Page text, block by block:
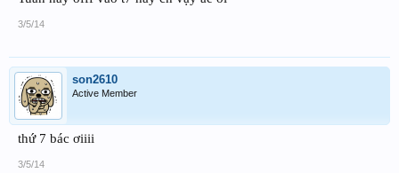
3/5/14
son2610
Active Member
thứ 7 bác ơiiii
3/5/14